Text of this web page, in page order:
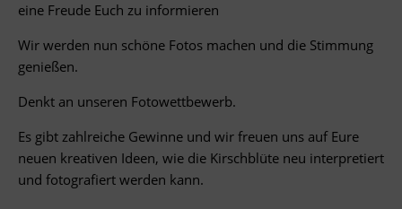
eine Freude Euch zu informieren
Wir werden nun schöne Fotos machen und die Stimmung
genießen.
Denkt an unseren Fotowettbewerb.
Es gibt zahlreiche Gewinne und wir freuen uns auf Eure
neuen kreativen Ideen, wie die Kirschblüte neu interpretiert
und fotografiert werden kann.